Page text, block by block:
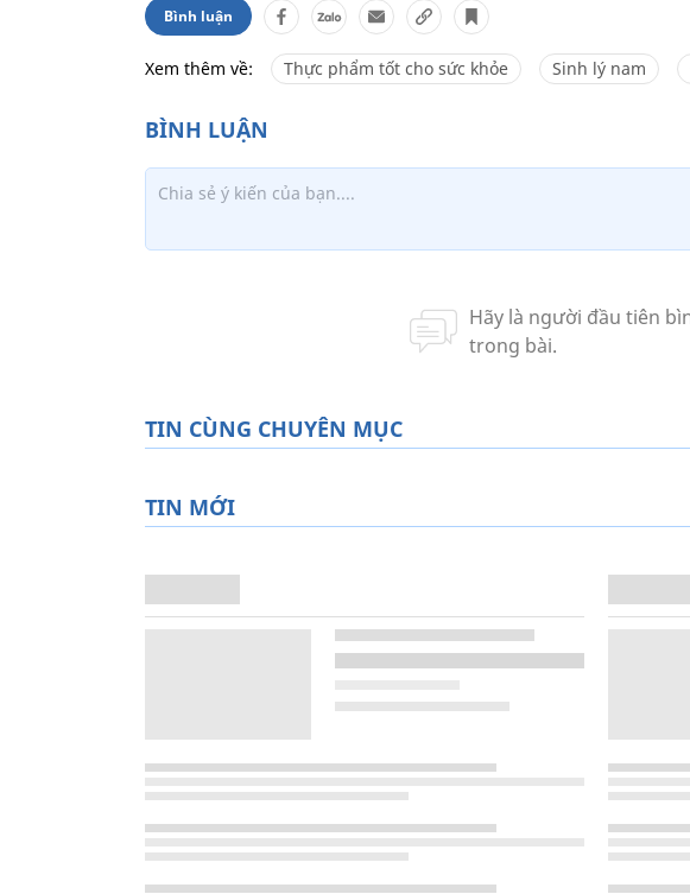
Bình luận
Xem thêm về: Thực phẩm tốt cho sức khỏe Sinh lý nam
TIN CÙNG CHUYÊN MỤC
TIN MỚI